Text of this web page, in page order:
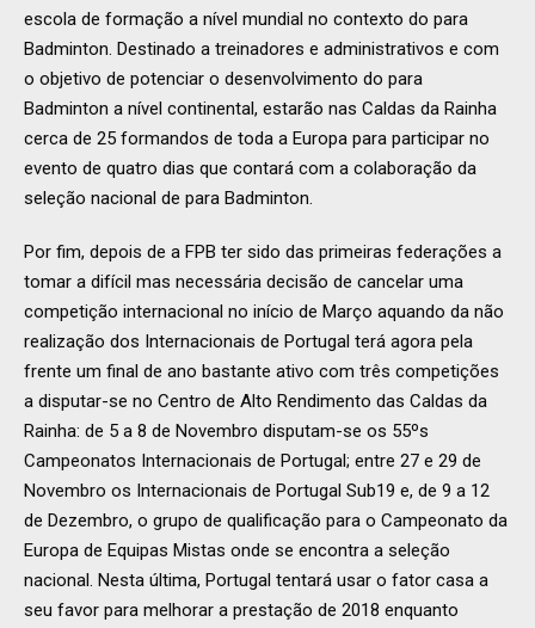
escola de formação a nível mundial no contexto do para
Badminton. Destinado a treinadores e administrativos e com
o objetivo de potenciar o desenvolvimento do para
Badminton a nível continental, estarão nas Caldas da Rainha
cerca de 25 formandos de toda a Europa para participar no
evento de quatro dias que contará com a colaboração da
seleção nacional de para Badminton.
Por fim, depois de a FPB ter sido das primeiras federações a
tomar a difícil mas necessária decisão de cancelar uma
competição internacional no início de Março aquando da não
realização dos Internacionais de Portugal terá agora pela
frente um final de ano bastante ativo com três competições
a disputar-se no Centro de Alto Rendimento das Caldas da
Rainha: de 5 a 8 de Novembro disputam-se os 55ºs
Campeonatos Internacionais de Portugal; entre 27 e 29 de
Novembro os Internacionais de Portugal Sub19 e, de 9 a 12
de Dezembro, o grupo de qualificação para o Campeonato da
Europa de Equipas Mistas onde se encontra a seleção
nacional. Nesta última, Portugal tentará usar o fator casa a
seu favor para melhorar a prestação de 2018 enquanto